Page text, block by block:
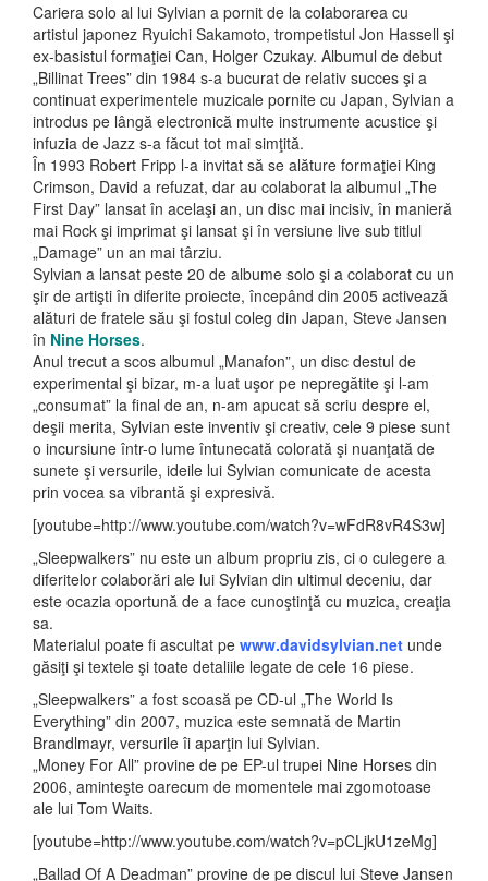
Cariera solo al lui Sylvian a pornit de la colaborarea cu
artistul japonez Ryuichi Sakamoto, trompetistul Jon Hassell şi
ex-basistul formaţiei Can, Holger Czukay. Albumul de debut
„Billinat Trees” din 1984 s-a bucurat de relativ succes şi a
continuat experimentele muzicale pornite cu Japan, Sylvian a
introdus pe lângă electronică multe instrumente acustice şi
infuzia de Jazz s-a făcut tot mai simţită.
În 1993 Robert Fripp l-a invitat să se alăture formaţiei King
Crimson, David a refuzat, dar au colaborat la albumul „The
First Day” lansat în acelaşi an, un disc mai incisiv, în manieră
mai Rock şi imprimat şi lansat şi în versiune live sub titlul
„Damage” un an mai târziu.
Sylvian a lansat peste 20 de albume solo şi a colaborat cu un
şir de artişti în diferite proiecte, începând din 2005 activează
alături de fratele său şi fostul coleg din Japan, Steve Jansen
în Nine Horses.
Anul trecut a scos albumul „Manafon”, un disc destul de
experimental şi bizar, m-a luat uşor pe nepregătite şi l-am
„consumat” la final de an, n-am apucat să scriu despre el,
deşii merita, Sylvian este inventiv şi creativ, cele 9 piese sunt
o incursiune într-o lume întunecată colorată şi nuanţată de
sunete şi versurile, ideile lui Sylvian comunicate de acesta
prin vocea sa vibrantă şi expresivă.
[youtube=http://www.youtube.com/watch?v=wFdR8vR4S3w]
„Sleepwalkers” nu este un album propriu zis, ci o culegere a
diferitelor colaborări ale lui Sylvian din ultimul deceniu, dar
este ocazia oportună de a face cunoştinţă cu muzica, creaţia
sa.
Materialul poate fi ascultat pe www.davidsylvian.net unde
găsiţi şi textele şi toate detaliile legate de cele 16 piese.
„Sleepwalkers” a fost scoasă pe CD-ul „The World Is
Everything” din 2007, muzica este semnată de Martin
Brandlmayr, versurile îi aparţin lui Sylvian.
„Money For All” provine de pe EP-ul trupei Nine Horses din
2006, aminteşte oarecum de momentele mai zgomotoase
ale lui Tom Waits.
[youtube=http://www.youtube.com/watch?v=pCLjkU1zeMg]
„Ballad Of A Deadman” provine de pe discul lui Steve Jansen